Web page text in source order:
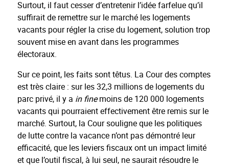
Surtout, il faut cesser d’entretenir l’idée farfelue qu’il
suffirait de remettre sur le marché les logements
vacants pour régler la crise du logement, solution trop
souvent mise en avant dans les programmes
électoraux.
Sur ce point, les faits sont têtus. La Cour des comptes
est très claire : sur les 32,3 millions de logements du
parc privé, il y a in finemoins de 120 000 logements
vacants qui pourraient effectivement être remis sur le
marché. Surtout, la Cour souligne que les politiques
de lutte contre la vacance n’ont pas démontré leur
efficacité, que les leviers fiscaux ont un impact limité
et que l’outil fiscal, à lui seul, ne saurait résoudre le